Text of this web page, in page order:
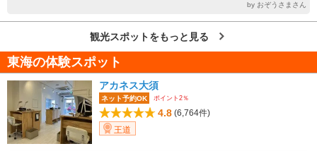
by おぞうさまさん
観光スポットをもっと見る
東海の体験スポット
アカネス大須
ネット予約OK ポイント2％
4.8 (6,764件)
王道